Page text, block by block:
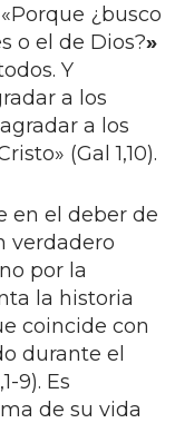
¿busco
o el de Dios?»
Y
a los
a los
(Gal 1,10).
en el deber de
verdadero
por la
la historia
coincide con
durante el
9). Es
de su vida